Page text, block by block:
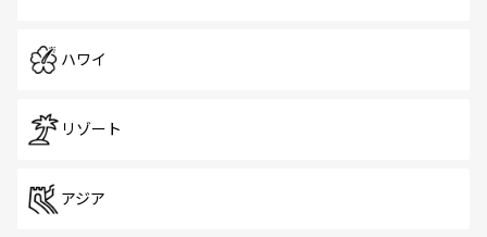
ハワイ
リゾート
アジア